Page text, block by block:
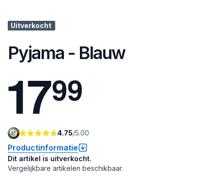
Uitverkocht
Pyjama - Blauw
1799
4.75/5.00
Productinformatie
Dit artikel is uitverkocht.
Vergelijkbare artikelen beschikbaar.